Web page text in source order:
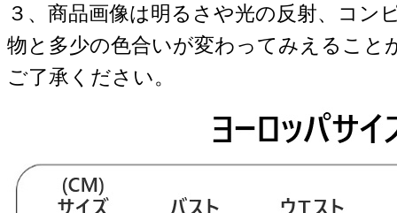
３、商品画像は明るさや光の反射、コン
物と多少の色合いが変わってみえること
ご了承ください。